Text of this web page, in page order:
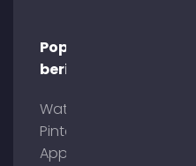
Populaire
berichten
Wat is
Pinterest
App?